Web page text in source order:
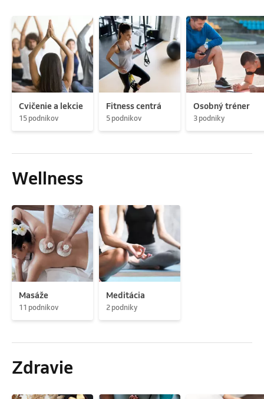
Cvičenie a lekcie
15 podnikov
Fitness centrá
5 podnikov
Osobný tréner
3 podniky
Wellness
Masáže
11 podnikov
Meditácia
2 podniky
Zdravie